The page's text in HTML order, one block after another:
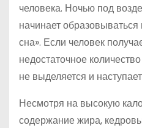
человека. Ночью под
начинает
сна». Если человек
недостаточное
не выделяется и
Несмотря на высокую
содержание жира,